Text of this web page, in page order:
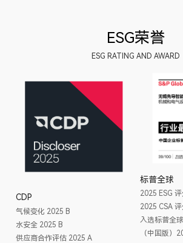
ESG荣誉
ESG RATING AND AWARD
CDP
气候变化 2025 B
水安全 2025 B
供应商合作评估 2025 A
标普全球
2025 ESG
2025 CSA
入选标普全
（中国版）